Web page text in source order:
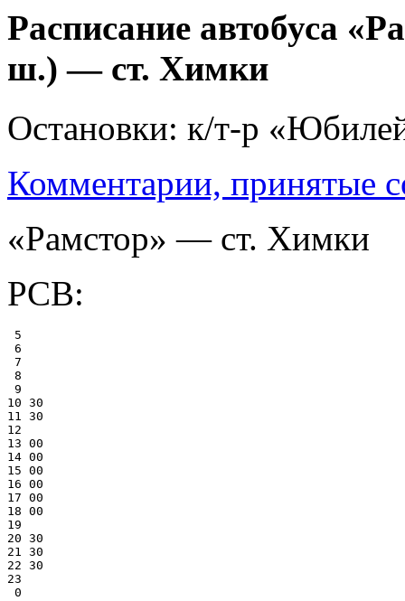
Расписание автобуса
ш.) — ст. Химки
Остановки: к/т-р
Комментарии, принятые
«Рамстор» — ст. Химки
РСВ:
5
6
7
8
9
10 30
11 30
12
13 00
14 00
15 00
16 00
17 00
18 00
19
20 30
21 30
22 30
23
0